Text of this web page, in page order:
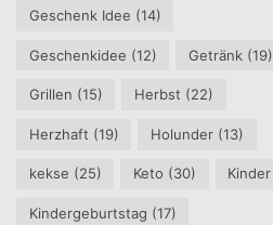
Geschenk Idee (14)
Geschenkidee (12) Getränk (19)
Grillen (15) Herbst (22)
Herzhaft (19) Holunder (13)
kekse (25) Keto (30) Kinder
Kindergeburtstag (17)